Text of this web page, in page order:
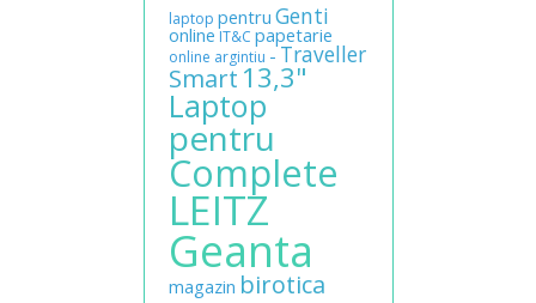
laptop pentru Genti
online IT&C papetarie
online argintiu - Traveller
Smart 13,3"
Laptop
pentru
Complete
LEITZ
Geanta
magazin birotica